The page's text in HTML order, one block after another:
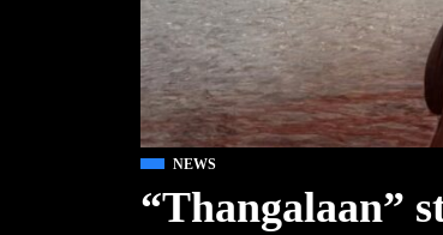
NEWS
“Thangalaan”